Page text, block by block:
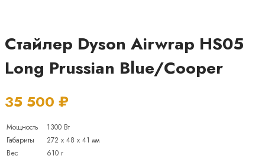
Стайлер Dyson Airwrap HS05
Long Prussian Blue/Cooper
35 500 ₽
Мощность
1300 Вт
Габариты
272 x 48 x 41 мм
Вес
610 г